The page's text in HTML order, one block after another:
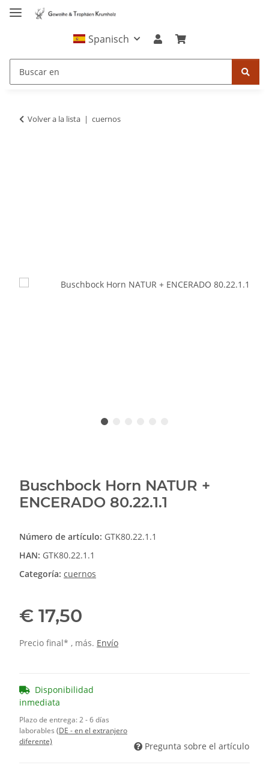
Spanisch
Volver a la lista cuernos
Buschbock Horn NATUR +
ENCERADO 80.22.1.1
Número de artículo: GTK80.22.1.1
HAN: GTK80.22.1.1
Categoría: cuernos
€ 17,50
Precio final* , más. Envío
Disponibilidad
inmediata
Plazo de entrega:2 - 6 días
laborables (DE - en el extranjero
diferente)
Pregunta sobre el artículo